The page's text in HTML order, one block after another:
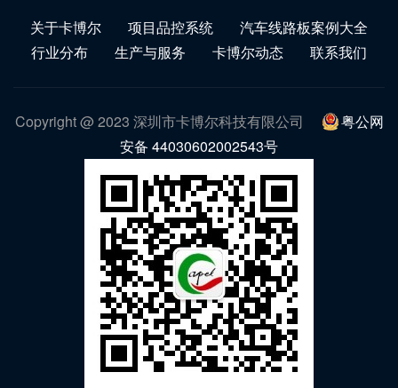
关于卡博尔 项目品控系统
汽车线路板案例大全
行业分布
生产与服务 卡博尔动态 联系我们
Copyright @ 2023 深圳市卡博尔科技有限公司
粤公网
安备 44030602002543号